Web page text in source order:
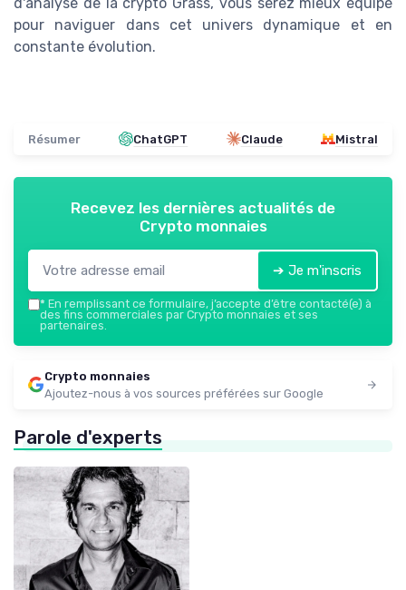
pour naviguer dans cet univers dynamique et en
constante évolution.
Résumer ChatGPT Claude Mistral
Recevez les dernières actualités de
Crypto monnaies
➔ Je m'inscris
* En remplissant ce formulaire, j’accepte d’être contacté(e) à
des fins commerciales par Crypto monnaies et ses
partenaires.
Crypto monnaies
Ajoutez-nous à vos sources préférées sur Google
Parole d'experts